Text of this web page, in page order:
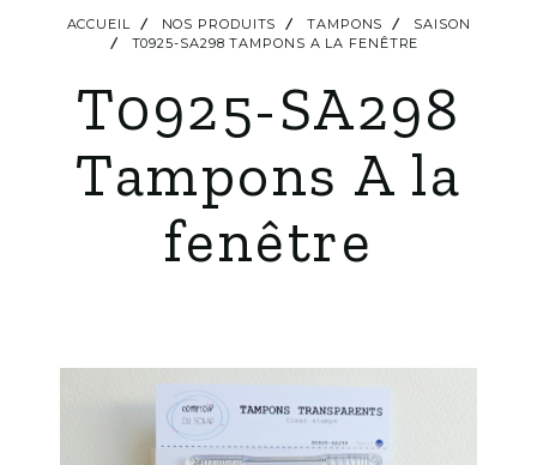
ACCUEIL NOS PRODUITS TAMPONS
SAISON
T0925-SA298 TAMPONS A LA FENÊTRE
T0925-SA298
Tampons A la
fenêtre